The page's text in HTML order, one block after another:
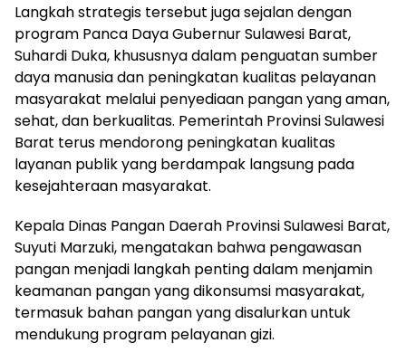
Langkah strategis tersebut juga sejalan dengan
program Panca Daya Gubernur Sulawesi Barat,
Suhardi Duka, khususnya dalam penguatan sumber
daya manusia dan peningkatan kualitas pelayanan
masyarakat melalui penyediaan pangan yang aman,
sehat, dan berkualitas. Pemerintah Provinsi Sulawesi
Barat terus mendorong peningkatan kualitas
layanan publik yang berdampak langsung pada
kesejahteraan masyarakat.
Kepala Dinas Pangan Daerah Provinsi Sulawesi Barat,
Suyuti Marzuki, mengatakan bahwa pengawasan
pangan menjadi langkah penting dalam menjamin
keamanan pangan yang dikonsumsi masyarakat,
termasuk bahan pangan yang disalurkan untuk
mendukung program pelayanan gizi.